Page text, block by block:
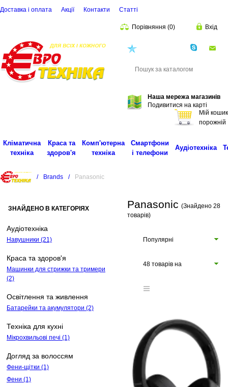
Доставка і оплата Акції Контакти Статті
Порівняння (0) Вхід
Наша мережа магазинів
Подивитися на карті
Мій кошик
порожній
Кліматична
техніка
Краса та
здоров'я
Комп'ютерна
техніка
Смартфони
і телефони
Аудіотехніка
/ Brands / Panasonic
ЗНАЙДЕНО В КАТЕГОРІЯХ
Аудіотехніка
Навушники (21)
Краса та здоров'я
Машинки для стрижки та тримери
(2)
Освітлення та живлення
Батарейки та акумулятори (2)
Техніка для кухні
Мікрохвильові печі (1)
Догляд за волоссям
Фени-щітки (1)
Фени (1)
Panasonic (Знайдено 28
товарів)
Популярні
48 товарів на